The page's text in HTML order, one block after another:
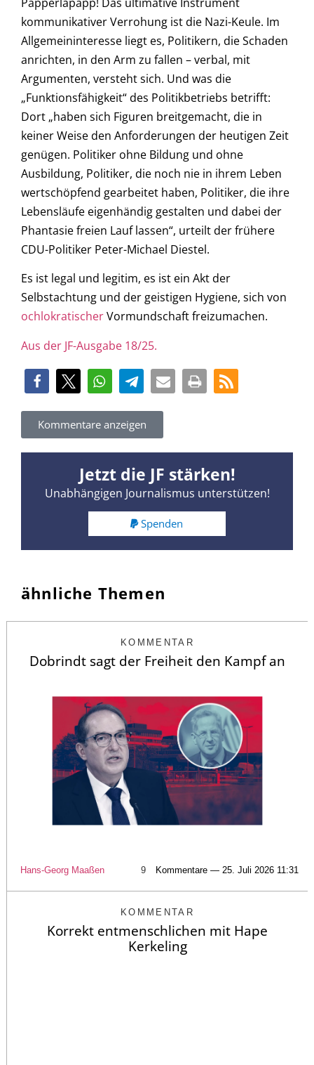
kommunikativer Verrohung ist die Nazi-Keule. Im
Allgemeininteresse liegt es, Politikern, die Schaden
anrichten, in den Arm zu fallen – verbal, mit
Argumenten, versteht sich. Und was die
„Funktionsfähigkeit“ des Politikbetriebs betrifft:
Dort „haben sich Figuren breitgemacht, die in
keiner Weise den Anforderungen der heutigen Zeit
genügen. Politiker ohne Bildung und ohne
Ausbildung, Politiker, die noch nie in ihrem Leben
wertschöpfend gearbeitet haben, Politiker, die ihre
Lebensläufe eigenhändig gestalten und dabei der
Phantasie freien Lauf lassen“, urteilt der frühere
CDU-Politiker Peter-Michael Diestel.
Es ist legal und legitim, es ist ein Akt der
Selbstachtung und der geistigen Hygiene, sich von
ochlokratischerVormundschaft freizumachen.
Aus der JF-Ausgabe 18/25.
Kommentare anzeigen
Jetzt die JF stärken!
Unabhängigen Journalismus unterstützen!
Spenden
ähnliche Themen
KOMMENTAR
Dobrindt sagt der Freiheit den Kampf an
Hans-Georg Maaßen 9 Kommentare — 25. Juli 2026 11:31
KOMMENTAR
Korrekt entmenschlichen mit Hape
Kerkeling